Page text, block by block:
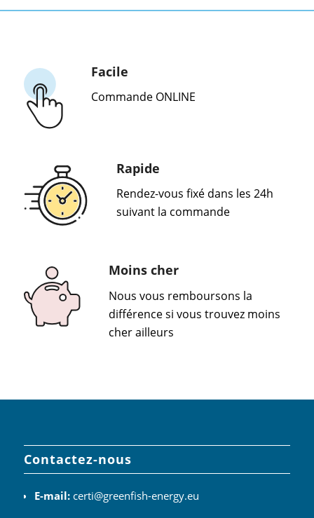
Facile
Commande ONLINE
Rapide
Rendez-vous fixé dans les 24h
suivant la commande
Moins cher
Nous vous remboursons la
différence si vous trouvez moins
cher ailleurs
Contactez-nous
E-mail: certi@greenfish-energy.eu